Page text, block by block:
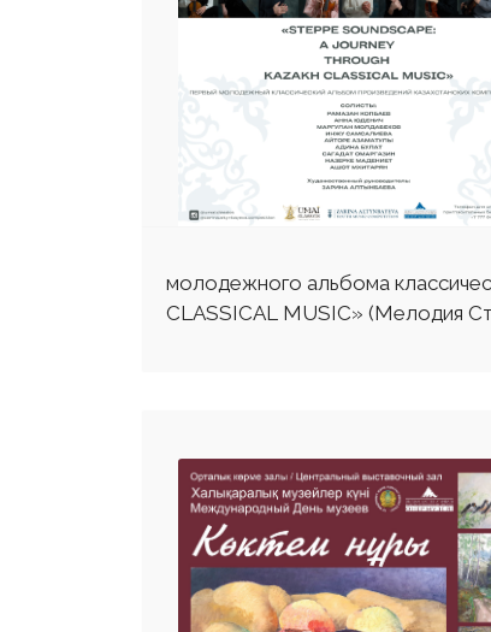
молодежного альбома
CLASSICAL MUSIC» (Мелодия